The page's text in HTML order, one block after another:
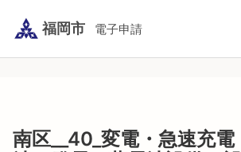
福岡市 電子申請
南区__40_変電・急速充